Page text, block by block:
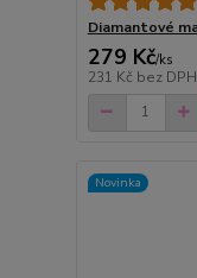
Diamantové
279 Kč/ks
231 Kč bez DPH
Novinka